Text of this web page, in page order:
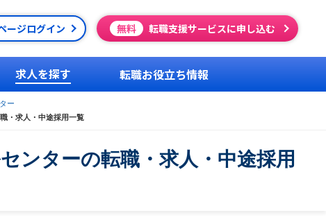
ージログイン 無料 転職支援サービスに申し込む
求人を探す 転職お役立ち情報
ー
・求人・中途採用一覧
ンターの転職・求人・中途採用